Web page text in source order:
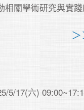
相關學術研究與實踐
5/17(六)